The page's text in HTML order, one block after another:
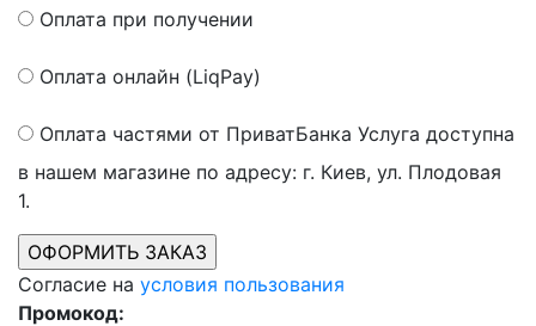
Оплата при получении
Оплата онлайн (LiqPay)
Оплата частями от ПриватБанка Услуга доступна
в нашем магазине по адресу: г. Киев, ул. Плодовая
1.
Согласие на условия пользования
Промокод: